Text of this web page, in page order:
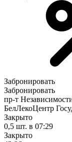
Забронировать
Забронировать
пр-т
БелЛекоЦентр
Закрыто
0,5 шт. в 07:29
Закрыто